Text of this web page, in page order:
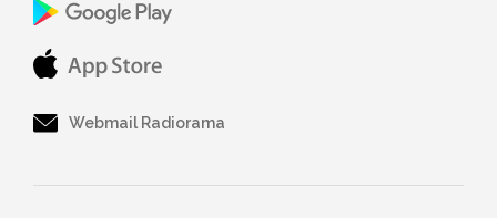
Webmail Radiorama